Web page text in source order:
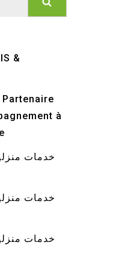
&
à
خدمات
خدمات
خدمات